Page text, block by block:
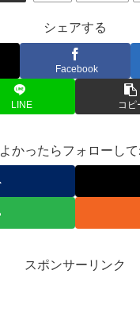
シェアする
Facebook
LINE コピ
よかったらフォローし
スポンサーリンク